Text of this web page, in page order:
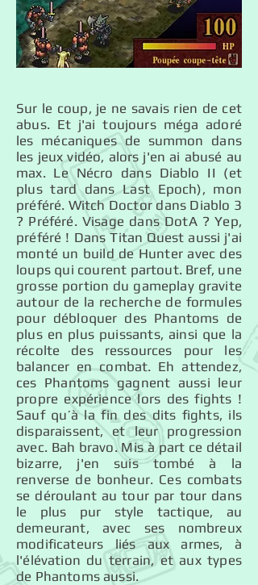
Sur le coup, je ne savais rien de cet
abus. Et j'ai toujours méga adoré
les mécaniques de summon dans
les jeux vidéo, alors j'en ai abusé au
max. Le Nécro dans Diablo II (et
plus tard dans Last Epoch), mon
préféré. Witch Doctor dans Diablo 3
? Préféré. Visage dans DotA ? Yep,
préféré ! Dans Titan Quest aussi j'ai
monté un build de Hunter avec des
loups qui courent partout. Bref, une
grosse portion du gameplay gravite
autour de la recherche de formules
pour débloquer des Phantoms de
plus en plus puissants, ainsi que la
récolte des ressources pour les
balancer en combat. Eh attendez,
ces Phantoms gagnent aussi leur
propre expérience lors des fights !
Sauf qu’à la fin des dits fights, ils
disparaissent, et leur progression
avec. Bah bravo. Mis à part ce détail
bizarre, j'en suis tombé à la
renverse de bonheur. Ces combats
se déroulant au tour par tour dans
le plus pur style tactique, au
demeurant, avec ses nombreux
modificateurs liés aux armes, à
l'élévation du terrain, et aux types
de Phantoms aussi.